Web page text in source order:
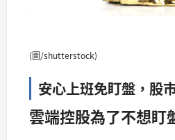
(圖/shutterstock)
安心上班免盯盤，股
雲端控股為了不想盯